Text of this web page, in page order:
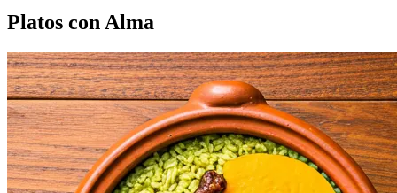
Platos con Alma